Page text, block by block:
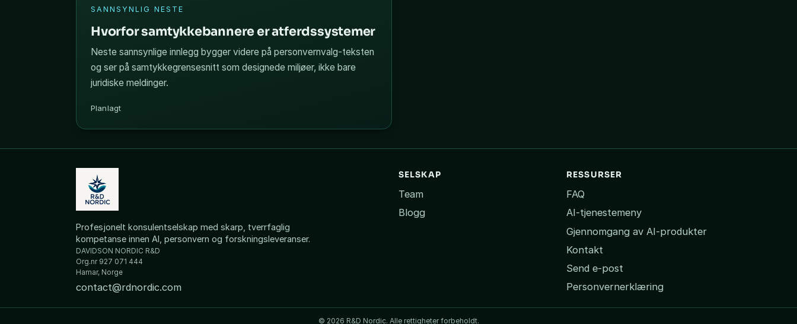
SANNSYNLIG NESTE
Hvorfor samtykkebannere er atferdssystemer
Neste sannsynlige innlegg bygger videre på personvernvalg-teksten
og ser på samtykkegrensesnitt som designede miljøer, ikke bare
juridiske meldinger.
Planlagt
Profesjonelt konsulentselskap med skarp, tverrfaglig
kompetanse innen AI, personvern og forskningsleveranser.
DAVIDSON NORDIC R&D
Org.nr 927 071 444
Hamar, Norge
contact@rdnordic.com
SELSKAP
Team
Blogg
RESSURSER
FAQ
AI-tjenestemeny
Gjennomgang av AI-produkter
Kontakt
Send e-post
Personvernerklæring
© 2026 R&D Nordic. Alle rettigheter forbeholdt.